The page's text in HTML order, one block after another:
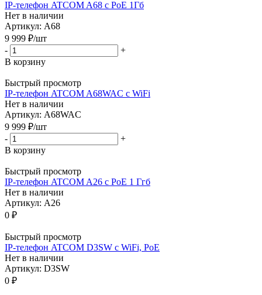
IP-телефон ATCOM A68 с PoE 1Гб
Нет в наличии
Артикул: A68
9 999 ₽/шт
-
+
В корзину
Быстрый просмотр
IP-телефон ATCOM A68WAC с WiFi
Нет в наличии
Артикул: A68WAC
9 999 ₽/шт
-
+
В корзину
Быстрый просмотр
IP-телефон ATCOM A26 c PoE 1 Ггб
Нет в наличии
Артикул: A26
0 ₽
Быстрый просмотр
IP-телефон ATCOM D3SW с WiFi, PoE
Нет в наличии
Артикул: D3SW
0 ₽